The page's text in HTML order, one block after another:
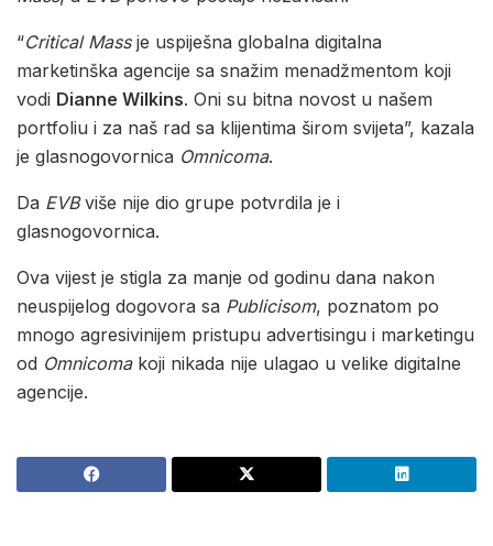
“Critical Massje uspiješna globalna digitalna
marketinška agencije sa snažim menadžmentom koji
vodi Dianne Wilkins. Oni su bitna novost u našem
portfoliu i za naš rad sa klijentima širom svijeta”, kazala
je glasnogovornica Omnicoma.
Da EVBviše nije dio grupe potvrdila je i
glasnogovornica.
Ova vijest je stigla za manje od godinu dana nakon
neuspijelog dogovora sa Publicisom, poznatom po
mnogo agresivinijem pristupu advertisingu i marketingu
od Omnicomakoji nikada nije ulagao u velike digitalne
agencije.